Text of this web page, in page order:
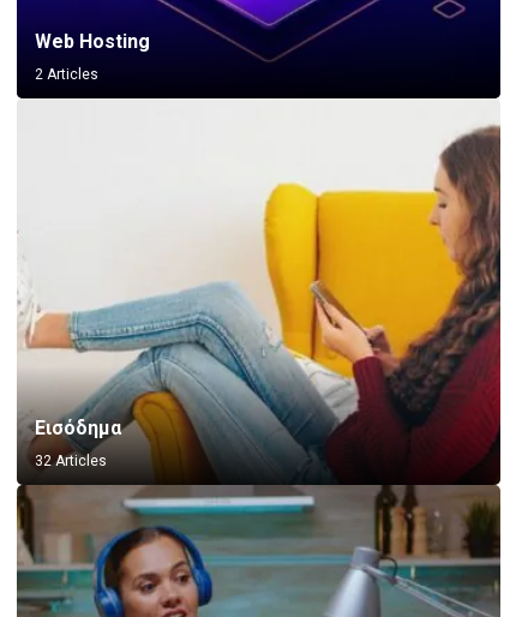
Web Hosting
2 Articles
Εισόδημα
32 Articles